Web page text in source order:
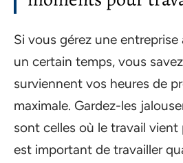
Si vous gérez une
un certain temps, vous
surviennent vos heures de
maximale. Gardez-les
sont celles où le travail vient
est important de travailler